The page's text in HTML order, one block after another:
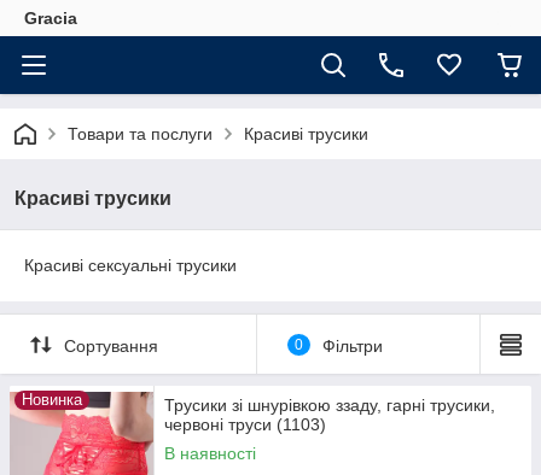
Gracia
Товари та послуги Красиві трусики
Красиві трусики
Красиві сексуальні трусики
Сортування 0 Фільтри
Новинка
Трусики зі шнурівкою ззаду, гарні трусики,
червоні труси (1103)
В наявності